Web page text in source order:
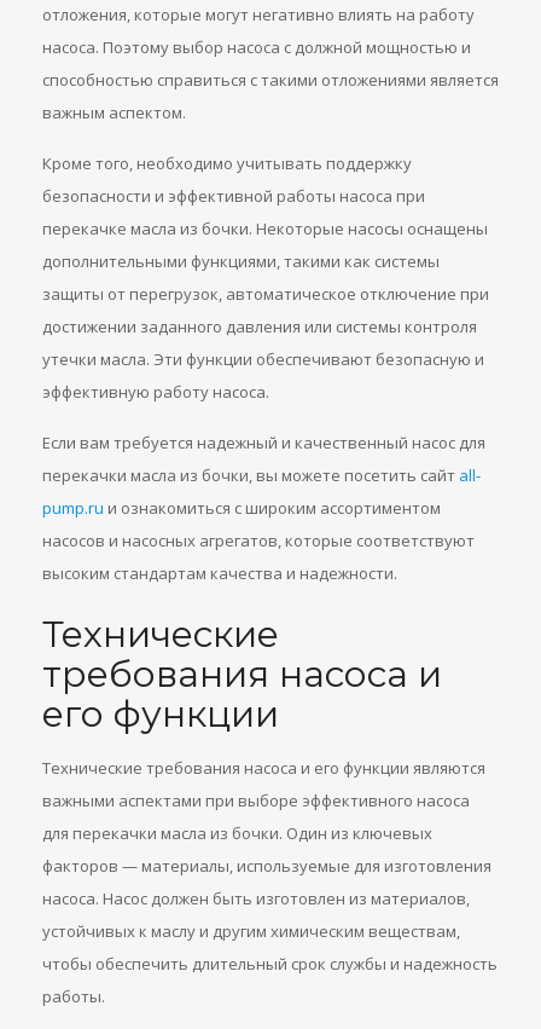
отложения, которые могут негативно влиять на работу
насоса. Поэтому выбор насоса с должной мощностью и
способностью справиться с такими отложениями является
важным аспектом.
Кроме того, необходимо учитывать поддержку
безопасности и эффективной работы насоса при
перекачке масла из бочки. Некоторые насосы оснащены
дополнительными функциями, такими как системы
защиты от перегрузок, автоматическое отключение при
достижении заданного давления или системы контроля
утечки масла. Эти функции обеспечивают безопасную и
эффективную работу насоса.
Если вам требуется надежный и качественный насос для
перекачки масла из бочки, вы можете посетить сайт all-
pump.ru и ознакомиться с широким ассортиментом
насосов и насосных агрегатов, которые соответствуют
высоким стандартам качества и надежности.
Технические
требования насоса и
его функции
Технические требования насоса и его функции являются
важными аспектами при выборе эффективного насоса
для перекачки масла из бочки. Один из ключевых
факторов — материалы, используемые для изготовления
насоса. Насос должен быть изготовлен из материалов,
устойчивых к маслу и другим химическим веществам,
чтобы обеспечить длительный срок службы и надежность
работы.